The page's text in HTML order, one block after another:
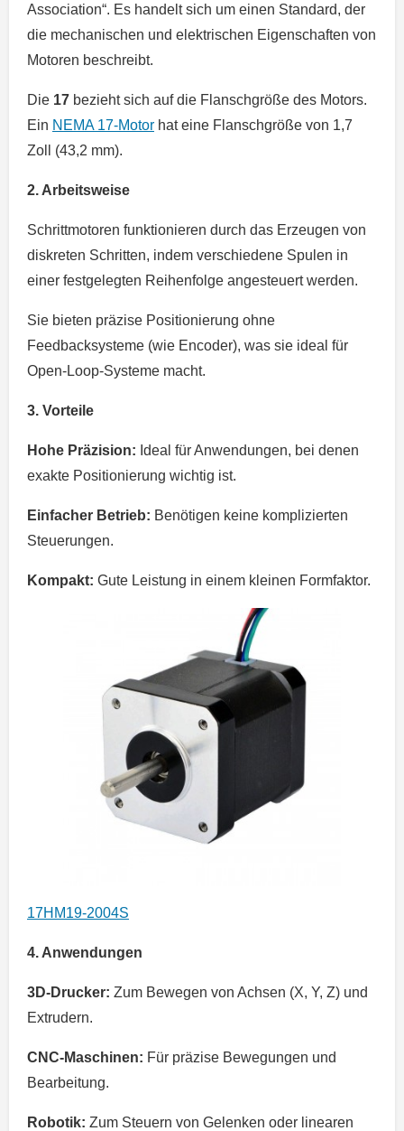
Association“. Es handelt sich um einen Standard, der
die mechanischen und elektrischen Eigenschaften von
Motoren beschreibt.
Die 17 bezieht sich auf die Flanschgröße des Motors.
Ein NEMA 17-Motor hat eine Flanschgröße von 1,7
Zoll (43,2 mm).
2. Arbeitsweise
Schrittmotoren funktionieren durch das Erzeugen von
diskreten Schritten, indem verschiedene Spulen in
einer festgelegten Reihenfolge angesteuert werden.
Sie bieten präzise Positionierung ohne
Feedbacksysteme (wie Encoder), was sie ideal für
Open-Loop-Systeme macht.
3. Vorteile
Hohe Präzision: Ideal für Anwendungen, bei denen
exakte Positionierung wichtig ist.
Einfacher Betrieb: Benötigen keine komplizierten
Steuerungen.
Kompakt: Gute Leistung in einem kleinen Formfaktor.
17HM19-2004S
4. Anwendungen
3D-Drucker: Zum Bewegen von Achsen (X, Y, Z) und
Extrudern.
CNC-Maschinen: Für präzise Bewegungen und
Bearbeitung.
Robotik: Zum Steuern von Gelenken oder linearen